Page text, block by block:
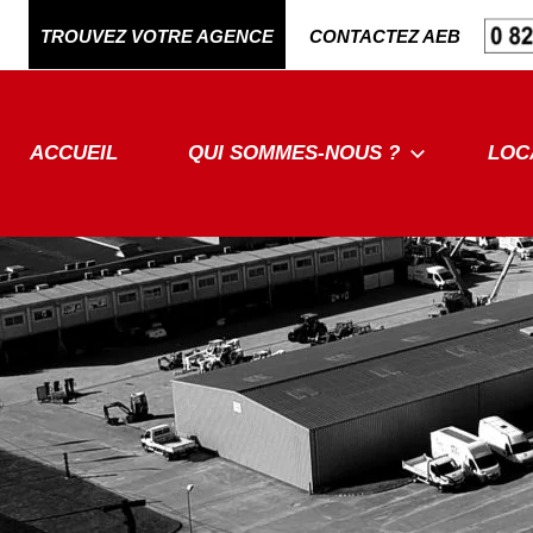
TROUVEZ VOTRE AGENCE CONTACTEZ AEB
ACCUEIL QUI SOMMES-NOUS ?